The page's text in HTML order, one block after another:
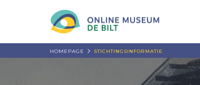
HOMEPAGE STICHTINGSINFORMATIE